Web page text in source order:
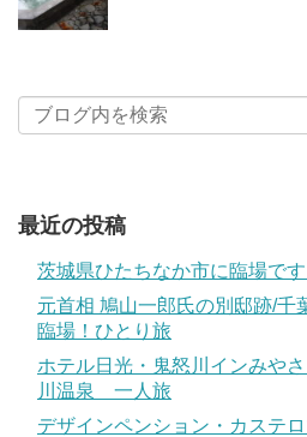
最近の投稿
茨城県ひたちなか市に臨場です
元首相 鳩山一郎氏の別邸跡/千
臨場！ひとり旅
ホテル日光・鬼怒川インみや
川温泉 一人旅
デザインペンション・カステ